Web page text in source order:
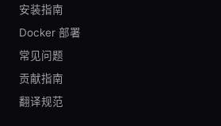
安装指南
Docker 部署
常见问题
贡献指南
翻译规范